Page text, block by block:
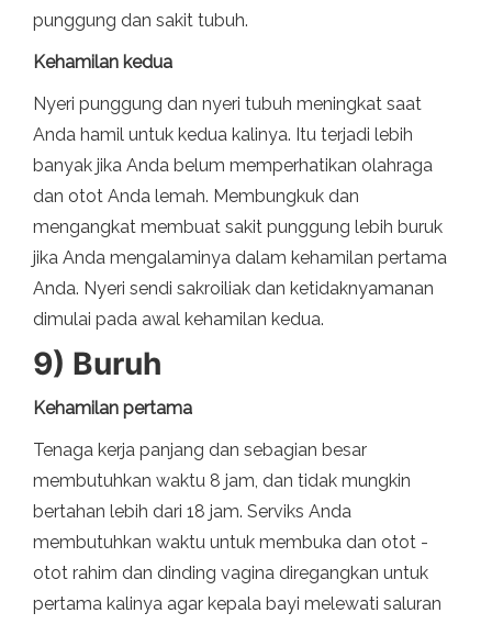
punggung dan sakit tubuh.
Kehamilan kedua
Nyeri punggung dan nyeri tubuh meningkat saat
Anda hamil untuk kedua kalinya. Itu terjadi lebih
banyak jika Anda belum memperhatikan olahraga
dan otot Anda lemah. Membungkuk dan
mengangkat membuat sakit punggung lebih buruk
jika Anda mengalaminya dalam kehamilan pertama
Anda. Nyeri sendi sakroiliak dan ketidaknyamanan
dimulai pada awal kehamilan kedua.
9) Buruh
Kehamilan pertama
Tenaga kerja panjang dan sebagian besar
membutuhkan waktu 8 jam, dan tidak mungkin
bertahan lebih dari 18 jam. Serviks Anda
membutuhkan waktu untuk membuka dan otot -
otot rahim dan dinding vagina diregangkan untuk
pertama kalinya agar kepala bayi melewati saluran